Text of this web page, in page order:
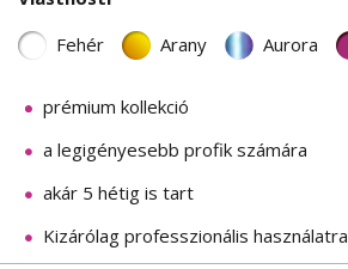
Fehér Arany Aurora
prémium kollekció
a legigényesebb profik számára
akár 5 hétig is tart
Kizárólag professzionális használatra